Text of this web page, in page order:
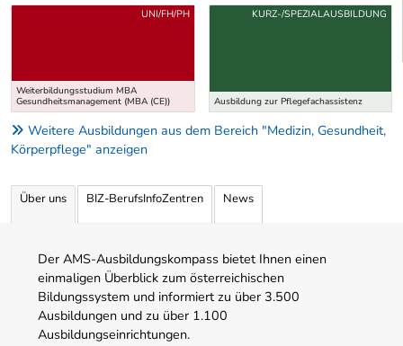
Uber weitere Ausbildungsvorschläge
Weiterbildungsstudium MBA
Gesundheitsmanagement (MBA (CE))
UNI/FH/PH
Ausbildung zur Pflegefachassistenz
KURZ-/SPEZIALAUSBILDUNG
Weitere Ausbildungen aus dem Bereich "Medizin, Gesundheit,
Körperpflege" anzeigen
Über uns BIZ-BerufsInfoZentren News
Der AMS-Ausbildungskompass bietet Ihnen einen
einmaligen Überblick zum österreichischen
Bildungssystem und informiert zu über 3.500
Ausbildungen und zu über 1.100
Ausbildungseinrichtungen.